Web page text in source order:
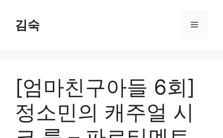
content
김숙 Menu
[엄마친구아들 6회]
정소민의 캐주얼 시